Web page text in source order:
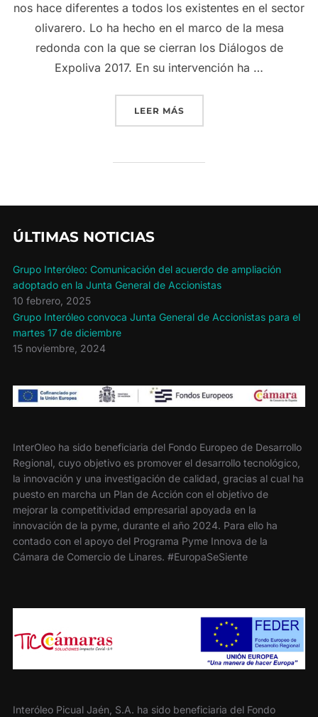
nos hace diferentes a todos los existentes en el sector
olivarero. Lo ha hecho en el marco de la mesa
redonda con la que se cierran los Diálogos de
Expoliva 2017. En su intervención ha …
LEER MÁS«NUESTRO NOVEDOSO
ÚLTIMAS NOTICIAS
Grupo Interóleo: Comunicación del acuerdo de ampliación
adoptado en la Junta General de Accionistas
10 febrero, 2025
Grupo Interóleo convoca Junta General de Accionistas para el
martes 17 de diciembre
15 noviembre, 2024
InterOleo ha sido beneficiaria del Fondo Europeo de Desarrollo
Regional, cuyo objetivo es promover el desarrollo tecnológico,
la innovación y una investigación de calidad, gracias al cual ha
puesto en marcha un Plan de Acción con el objetivo de
mejorar la competitividad empresarial apoyada en la
innovación de la pyme, durante el año 2024. Para ello ha
contado con el apoyo del Programa Pyme Innova de la
Cámara de Comercio de Linares. #EuropaSeSiente
Interóleo Picual Jaén, S.A. ha sido beneficiaria del Fondo